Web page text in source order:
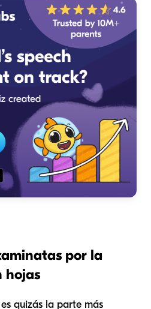
por la
hojas
quizás la parte más